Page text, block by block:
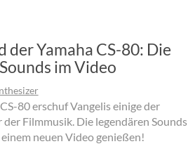
der Yamaha CS-80: Die
im Video
80 erschuf Vangelis einige der
Filmmusik. Die legendären Sounds
neuen Video genießen!